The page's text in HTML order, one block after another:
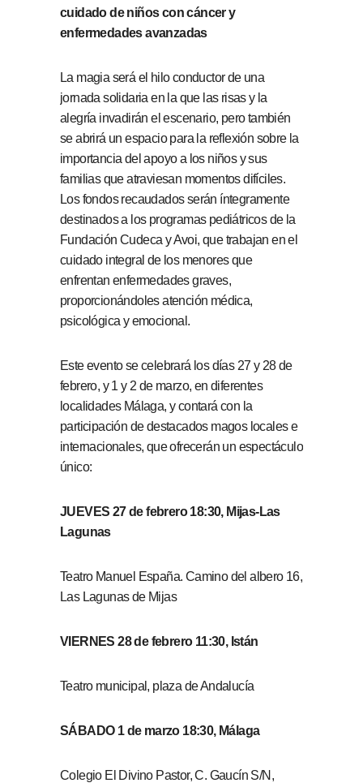
cuidado de niños con cáncer y
enfermedades avanzadas
La magia será el hilo conductor de una
jornada solidaria en la que las risas y la
alegría invadirán el escenario, pero también
se abrirá un espacio para la reflexión sobre la
importancia del apoyo a los niños y sus
familias que atraviesan momentos difíciles.
Los fondos recaudados serán íntegramente
destinados a los programas pediátricos de la
Fundación Cudeca y Avoi, que trabajan en el
cuidado integral de los menores que
enfrentan enfermedades graves,
proporcionándoles atención médica,
psicológica y emocional.
Este evento se celebrará los días 27 y 28 de
febrero, y 1 y 2 de marzo, en diferentes
localidades Málaga, y contará con la
participación de destacados magos locales e
internacionales, que ofrecerán un espectáculo
único:
JUEVES 27 de febrero 18:30, Mijas-Las
Lagunas
Teatro Manuel España. Camino del albero 16,
Las Lagunas de Mijas
VIERNES 28 de febrero 11:30, Istán
Teatro municipal, plaza de Andalucía
SÁBADO 1 de marzo 18:30, Málaga
Colegio El Divino Pastor, C. Gaucín S/N,